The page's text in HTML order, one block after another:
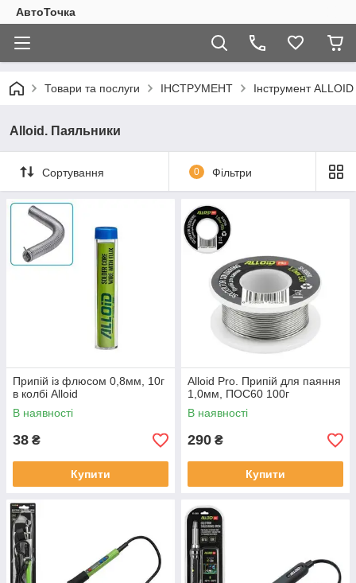
АвтоТочка
Товари та послуги ІНСТРУМЕНТ Інструмент
Alloid. Паяльники
Сортування 0 Фільтри
Припій із флюсом 0,8мм, 10г
в колбі Alloid
В наявності
38 ₴
Купити
Alloid Pro. Припій для паяння
1,0мм, ПОС60 100г
В наявності
290 ₴
Купити